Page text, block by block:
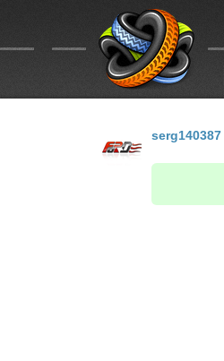
serg140387